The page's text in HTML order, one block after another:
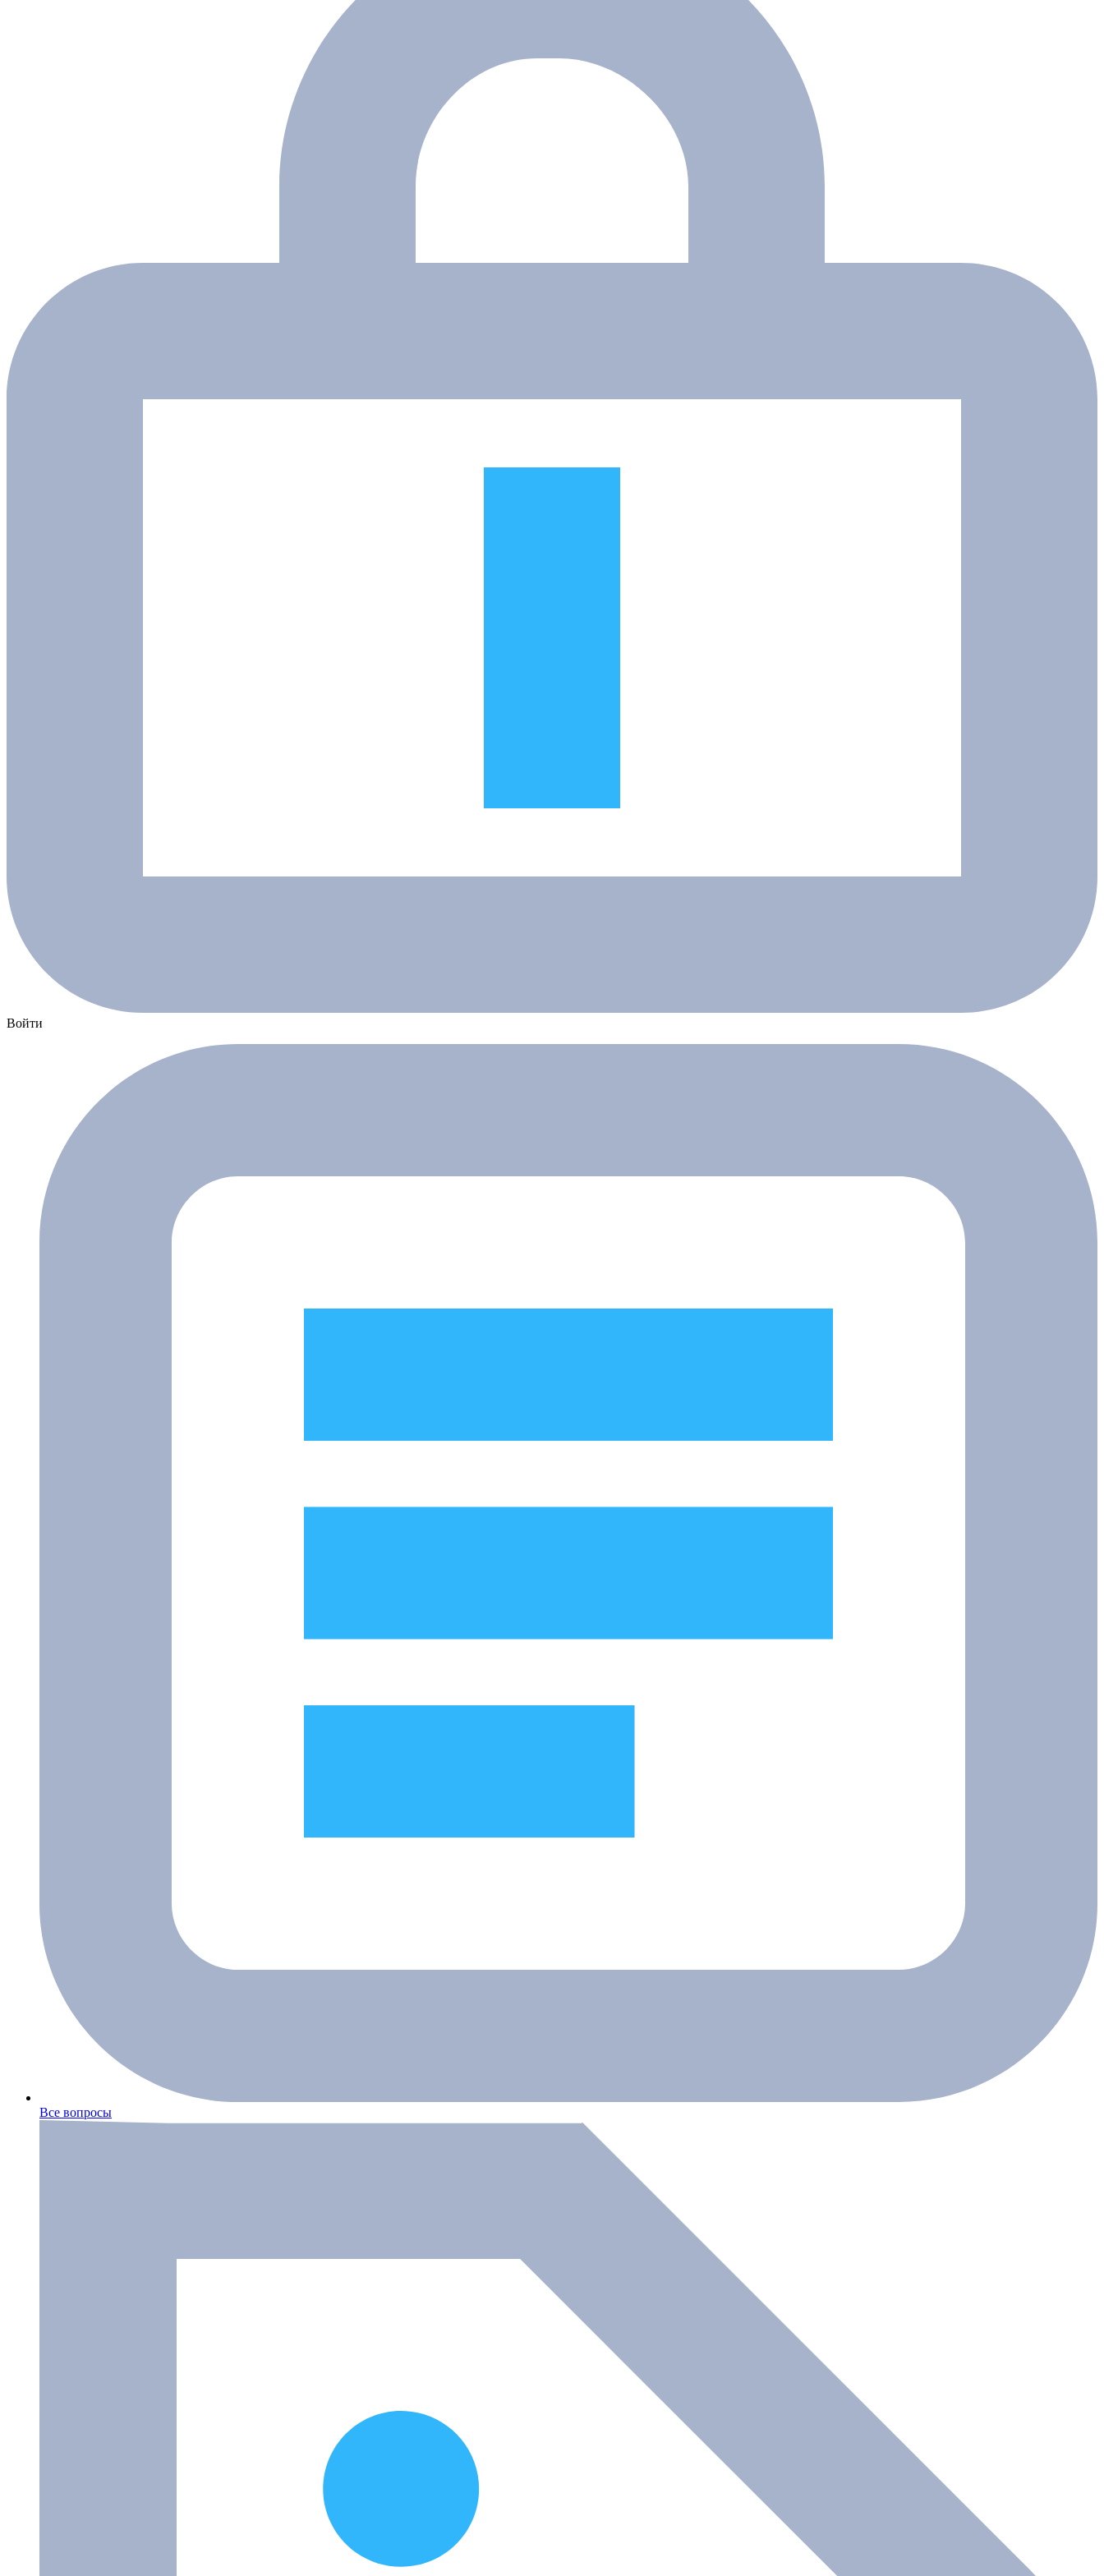
Войти
Все вопросы